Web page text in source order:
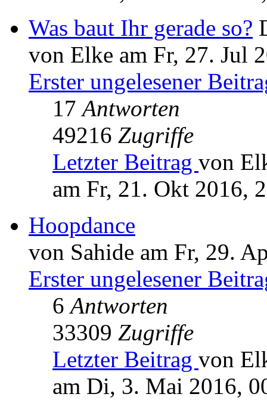
Was baut Ihr gerade so?
von Elke am Fr, 27. Jul
Erster ungelesener
17Antworten
49216 Zugriffe
Letzter Beitrag von
am Fr, 21. Okt 2016,
Hoopdance
von Sahide am Fr, 29.
Erster ungelesener
6Antworten
33309 Zugriffe
Letzter Beitrag von
am Di, 3. Mai 2016,